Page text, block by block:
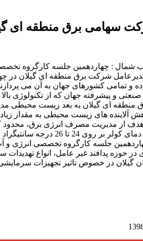
سهامی برق منطقه ای
شمال : چهاردهمین جلسه کارگروه
شرکت برق منطقه ای گیلان در
و تمامی کشورهای جهان به آن می
و پیشرفته جهان که از تکنولوژی
منطقه ای گیلان به بعد زیست محیطی
آلاینده های زیست محیطی به مقدار
هدف از مدیریت مصرف انرژی برق،
نمی باشند از راهکارهای بسیار ساده جهت اجرای مدیریت مصرف انرژی برق می باشد.
جلسه کارگروه تخصصی انرژی و
در حوزه پدافند غیر عامل، انواع